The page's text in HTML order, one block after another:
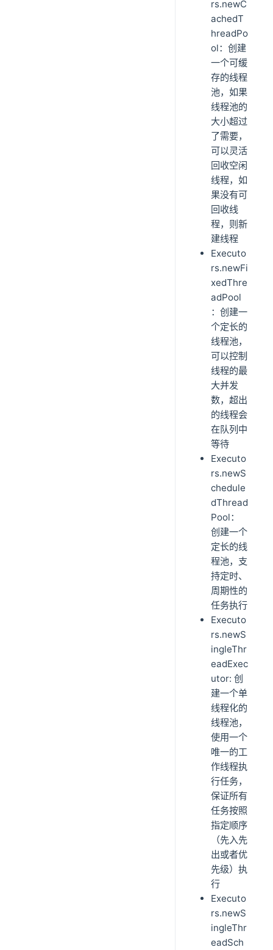
rs.newC
achedT
hreadPo
ol：创建
一个可缓
存的线程
池，如果
线程池的
大小超过
了需要，
可以灵活
回收空闲
线程，如
果没有可
回收线
程，则新
建线程
Executo
rs.newFi
xedThre
adPool
：创建一
个定长的
线程池，
可以控制
线程的最
大并发
数，超出
的线程会
在队列中
等待
Executo
rs.newS
chedule
dThread
Pool：
创建一个
定长的线
程池，支
持定时、
周期性的
任务执行
Executo
rs.newS
ingleThr
eadExec
utor: 创
建一个单
线程化的
线程池，
使用一个
唯一的工
作线程执
行任务，
保证所有
任务按照
指定顺序
（先入先
出或者优
先级）执
行
Executo
rs.newS
ingleThr
eadSch